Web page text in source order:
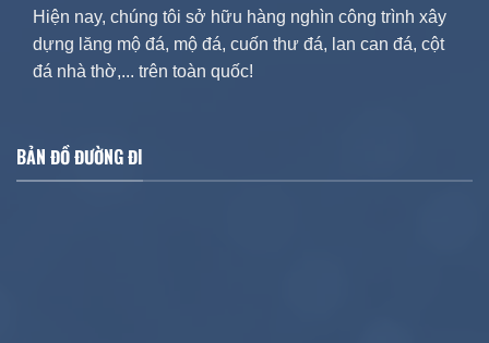
Hiện nay, chúng tôi sở hữu hàng nghìn công trình xây
dựng lăng mộ đá, mộ đá, cuốn thư đá, lan can đá, cột
đá nhà thờ,... trên toàn quốc!
BẢN ĐỒ ĐƯỜNG ĐI